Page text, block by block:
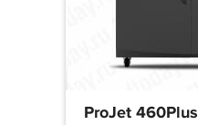
ProJet 460Plus